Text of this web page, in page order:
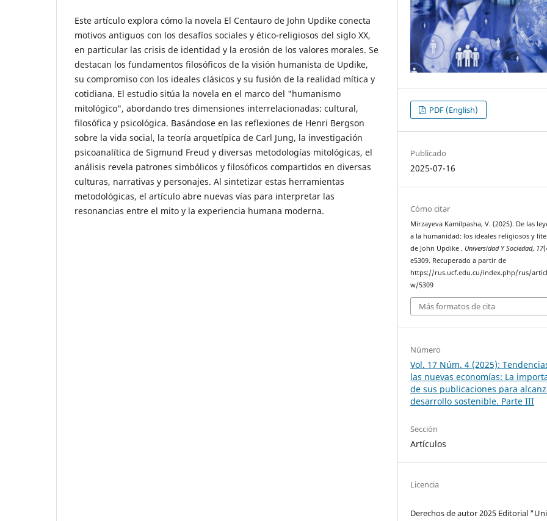
Este artículo explora cómo la novela El Centauro de John Updike conecta
motivos antiguos con los desafíos sociales y ético-religiosos del siglo XX,
en particular las crisis de identidad y la erosión de los valores morales. Se
destacan los fundamentos filosóficos de la visión humanista de Updike,
su compromiso con los ideales clásicos y su fusión de la realidad mítica y
cotidiana. El estudio sitúa la novela en el marco del "humanismo
mitológico", abordando tres dimensiones interrelacionadas: cultural,
filosófica y psicológica. Basándose en las reflexiones de Henri Bergson
sobre la vida social, la teoría arquetípica de Carl Jung, la investigación
psicoanalítica de Sigmund Freud y diversas metodologías mitológicas, el
análisis revela patrones simbólicos y filosóficos compartidos en diversas
culturas, narrativas y personajes. Al sintetizar estas herramientas
metodológicas, el artículo abre nuevas vías para interpretar las
resonancias entre el mito y la experiencia humana moderna.
PDF (English)
Publicado
2025-07-16
Cómo citar
Mirzayeva Kamilpasha, V. (2025). De las
a la humanidad: los ideales religiosos y
de John Updike . Universidad Y Sociedad, 17
e5309. Recuperado a partir de
https://rus.ucf.edu.cu/index.php/rus/
w/5309
Más formatos de cita
Número
Vol. 17 Núm. 4 (2025):
las nuevas economías: La
de sus publicaciones para
desarrollo sostenible. Parte III
Sección
Artículos
Licencia
Derechos de autor 2025 Editorial